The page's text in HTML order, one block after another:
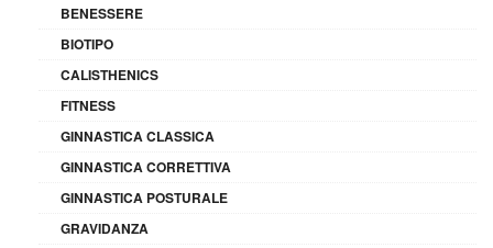
BENESSERE
BIOTIPO
CALISTHENICS
FITNESS
GINNASTICA CLASSICA
GINNASTICA CORRETTIVA
GINNASTICA POSTURALE
GRAVIDANZA